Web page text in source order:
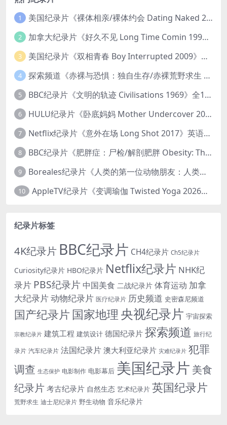
1 美国纪录片《裸体相亲/裸体约会 Dating Naked 2014-2016》第1-3季全33集 英语中英双字 无水印纯净版 1080P/MKV/85.6G 裸体相亲真人秀
2 加拿大纪录片《好久不见 Long Time Comin 1993》英语中英双字 官方纯净版 1080P/MKV/1G 女同性艺术家
3 美国纪录片《双相青春 Boy Interrupted 2009》英语中英双字 官方纯净版 1080P/MKV/1.43G 青少年躁郁症
4 探索频道《赤裸与恐惧：独自生存/赤裸荒野求生 Naked and Afraid: Solo 2023》第一季全8集 英语中英双字 官方纯净版 高码1080P/MKV/45.4G
5 BBC纪录片《文明的轨迹 Civilisations 1969》全13集 英语中英双字 高清收藏版 1080P/MKV/64.1G 西方艺术史话
6 HULU纪录片《卧底妈妈 Mother Undercover 2023》全4集 英语中英双字 官方纯净版 1080P/MKV/7.6G 拯救孩子
7 Netflix纪录片《意外在场 Long Shot 2017》英语中字 720P/NKV/1.06GB 美国谋杀误判案件
8 BBC纪录片《肥胖症：尸检/解剖肥胖 Obesity: The Post Mortem 2016》英语中英双字 无水印纯净版 1080P/MKV/1.03G
9 Boreales纪录片《人类的第一位动物朋友：人类和狗的神奇故事 Man’s First Friend 2018》英语中英双字 1080P/MP4/1.8G 狗的神奇故事
10 AppleTV纪录片《变调瑜伽 Twisted Yoga 2026》全3集 英语中英双字 无水印纯净版 1080P/MKV/10G 瑜伽大师背后的真相
纪录片标签
4K纪录片 BBC纪录片 CH4纪录片 Ch5纪录片
Curiosity纪录片 HBO纪录片 Netflix纪录片 NHK纪
录片 PBS纪录片 中国美食 二战纪录片 体育运动 加拿
大纪录片动物纪录片 医疗纪录片 历史频道 史密森尼频道
国产纪录片 国家地理 央视纪录片 宇宙探索
宗教纪录片 建筑工程 建筑设计 德国纪录片 探索频道 旅行纪
录片 汽车纪录片 法国纪录片 澳大利亚纪录片 灾难纪录片 犯罪
调查 生态保护 电影制作 电影幕后 美国纪录片 美食
纪录片考古纪录片 自然生态 艺术纪录片 英国纪录片
荒野求生 迪士尼纪录片 野生动物 音乐纪录片